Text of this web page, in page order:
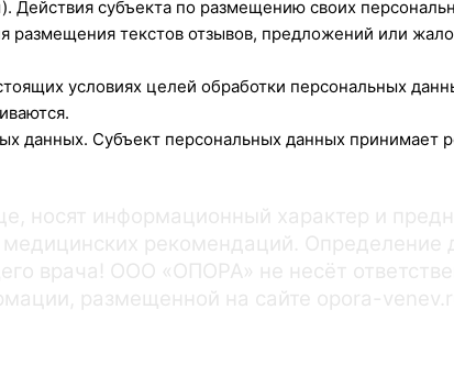
Действия субъекта по размещению своих
размещения текстов отзывов, предложений или
условиях целей обработки персональных
данных. Субъект персональных данных
носят информационный характер и
рекомендаций. Определение
врача! ООО «ОПОРА» не несёт
размещенной на сайте opora-